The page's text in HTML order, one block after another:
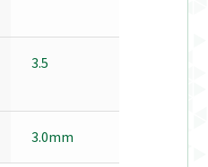
3.5
3.0mm